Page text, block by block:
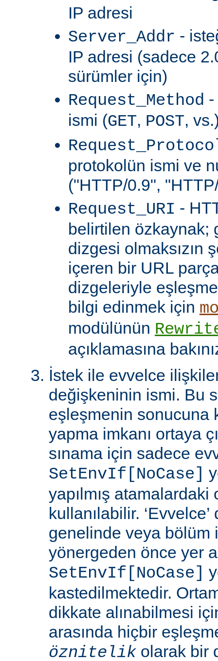
IP adresi
Server_Addr -
IP adresi (sadece
sürümler için)
Request_Method -
ismi (GET, POST,
protokolün ismi ve
("HTTP/0.9",
Request_URI -
belirtilen özkaynak;
dizgesi olmaksızın
içeren bir URL
dizgeleriyle
bilgi edinmek için
modülünün
açıklamasına
İstek ile evvelce
değişkeninin ismi. Bu
eşleşmenin sonucuna
yapma imkanı ortaya
sınama için sadece
SetEnvIf[NoCase]
yapılmış
kullanılabilir.
genelinde veya bölüm
yönergeden önce yer
SetEnvIf[NoCase]
kastedilmektedir.
dikkate alınabilmesi
arasında hiçbir
öznitelik olarak bir